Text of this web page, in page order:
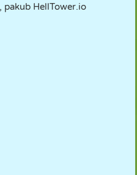
pakub HellTower.io